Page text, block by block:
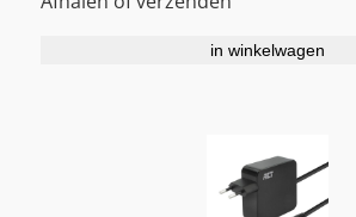
in winkelwagen